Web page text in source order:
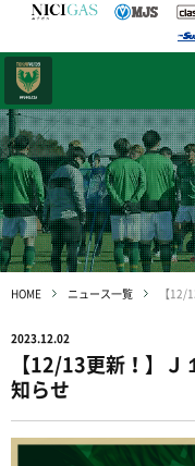
HOME ニュース一覧
2023.12.02
【12/13更新！】
知らせ